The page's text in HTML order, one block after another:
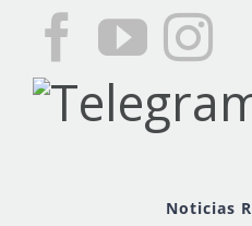
Noticias